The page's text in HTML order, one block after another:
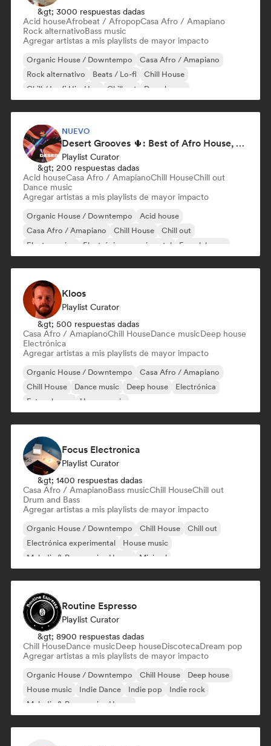
&gt; 3000 respuestas dadas
Acid houseAfrobeat / AfropopCasa Afro / Amapiano
Rock alternativoBass music
Agregar artistas a mis playlists de mayor impacto
Organic House / Downtempo
Casa Afro / Amapiano
Rock alternativo
Beats / Lo-fi
Chill House
Chill / Lo-fi Hip-Hop
Chill out Deep house
NUEVO
Desert Grooves 🌵: Best of Afro House, Organic & Melodic
Playlist Curator
&gt; 200 respuestas dadas
Acid houseCasa Afro / AmapianoChill HouseChill out
Dance music
Agregar artistas a mis playlists de mayor impacto
Organic House / Downtempo
Acid house
Casa Afro / Amapiano
Chill House
Chill out
Electro swing
Electrónica experimental French house
Kloos
Playlist Curator
&gt; 500 respuestas dadas
Casa Afro / AmapianoChill HouseDance musicDeep house
Electrónica
Agregar artistas a mis playlists de mayor impacto
Organic House / Downtempo
Casa Afro / Amapiano
Chill House
Dance music Deep house
Electrónica
Future house
House music
Focus Electronica
Playlist Curator
&gt; 1400 respuestas dadas
Casa Afro / AmapianoBass musicChill HouseChill out
Drum and Bass
Agregar artistas a mis playlists de mayor impacto
Organic House / Downtempo Chill House
Chill out
Electrónica experimental
House music
Melodic & Progressive House
Minimal
Routine Espresso
Playlist Curator
&gt; 8900 respuestas dadas
Chill HouseDance musicDeep houseDiscotecaDream pop
Agregar artistas a mis playlists de mayor impacto
Organic House / Downtempo Chill House
Deep house
House music
Indie Dance Indie pop
Indie rock
Melodic & Progressive House